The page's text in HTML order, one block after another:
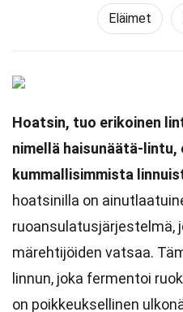
Eläimet
Hoatsin, tuo erikoinen
nimellä haisunäätä-lintu,
kummallisimmista
hoatsinilla on
ruoansulatusjärjestelmä,
märehtijöiden vatsaa.
linnun, joka fermentoi
on poikkeuksellinen